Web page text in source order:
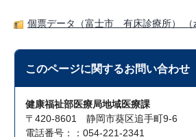
個票データ（富士市 有床診療所） （
このページに関するお問い合わせ
健康福祉部医療局地域医療課
〒420-8601 静岡市葵区追手町9-6
電話番号：：054-221-2341